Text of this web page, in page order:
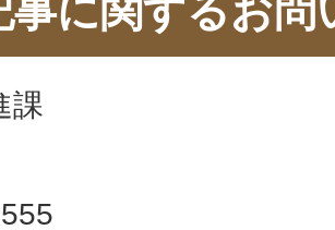
事に関するお問
課